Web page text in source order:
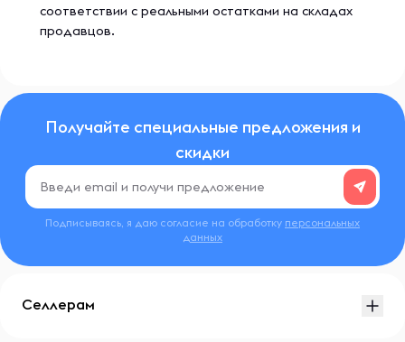
соответствии с реальными остатками на складах
продавцов.
Получайте специальные предложения и
скидки
Подписываясь, я даю согласие на обработку персональных
данных
Селлерам